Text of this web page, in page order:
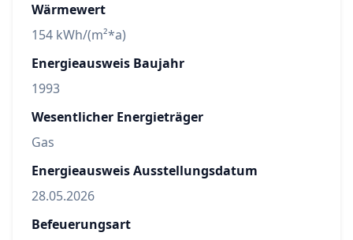
Wärmewert
154 kWh/(m²*a)
Energieausweis Baujahr
1993
Wesentlicher Energieträger
Gas
Energieausweis Ausstellungsdatum
28.05.2026
Befeuerungsart